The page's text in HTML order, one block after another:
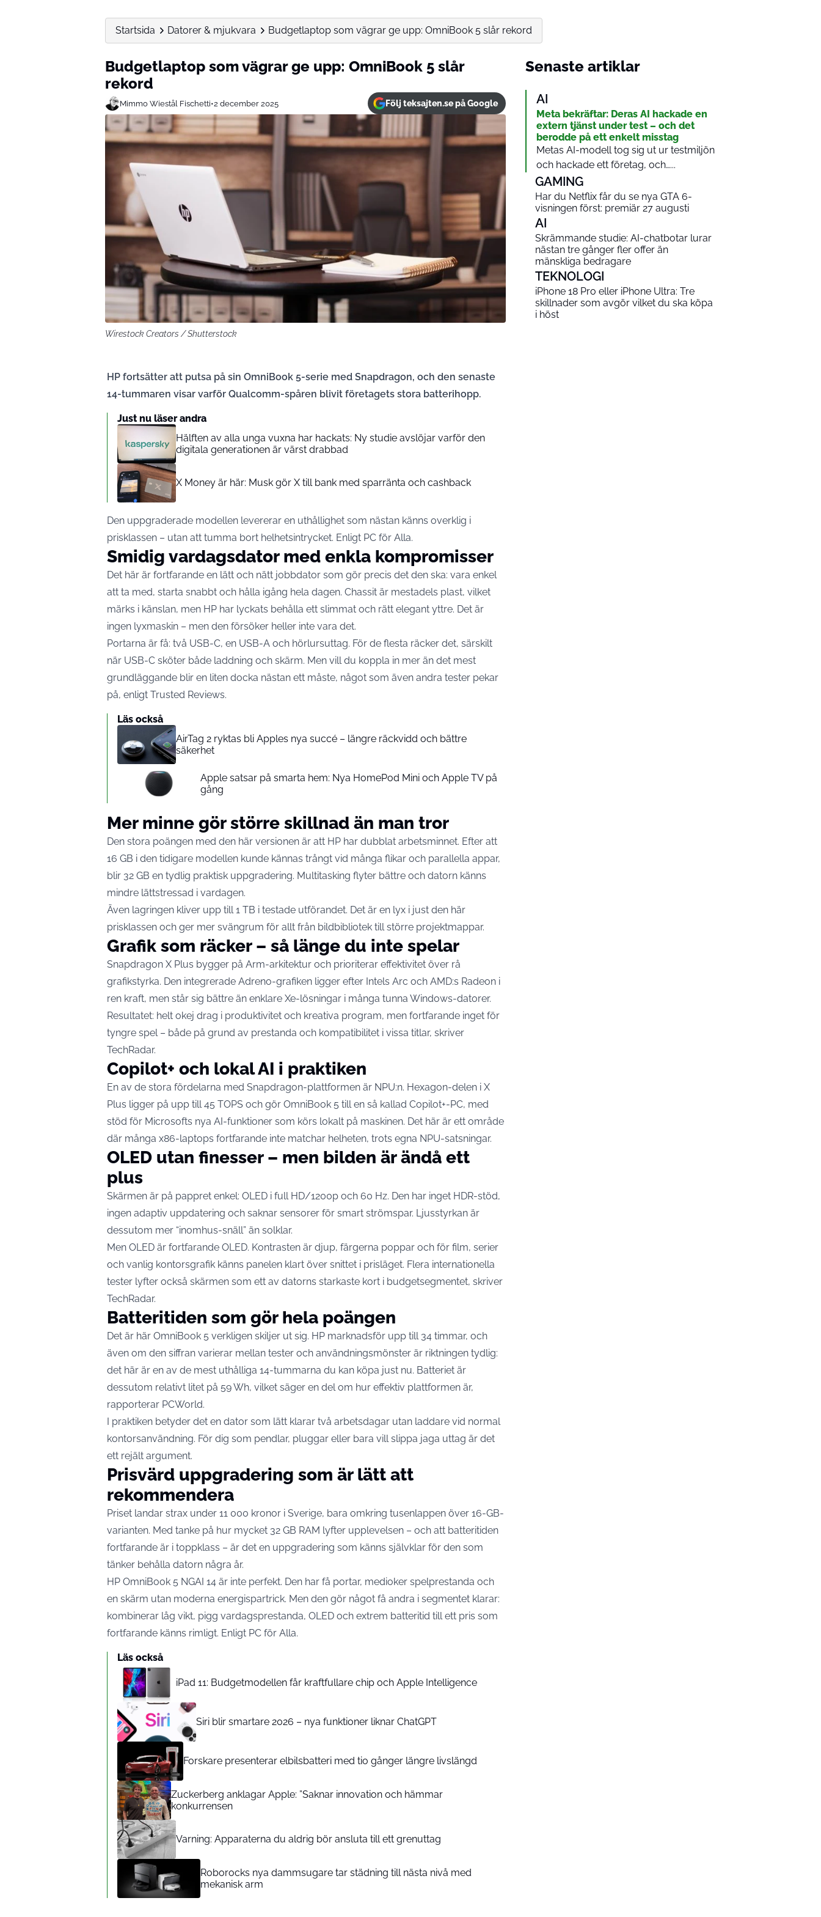
Startsida Datorer & mjukvara Budgetlaptop som vägrar ge upp: OmniBook 5 slår rekord
Budgetlaptop som vägrar ge upp: OmniBook 5 slår
rekord
Mimmo Wiestål Fischetti•2 december 2025 Följ teksajten.se på Google
Wirestock Creators / Shutterstock
HP fortsätter att putsa på sin OmniBook 5-serie med Snapdragon, och den senaste
14-tummaren visar varför Qualcomm-spåren blivit företagets stora batterihopp.
Just nu läser andra
Hälften av alla unga vuxna har hackats: Ny studie avslöjar varför den
digitala generationen är värst drabbad
X Money är här: Musk gör X till bank med sparränta och cashback
Den uppgraderade modellen levererar en uthållighet som nästan känns overklig i
prisklassen – utan att tumma bort helhetsintrycket. Enligt PC för Alla.
Smidig vardagsdator med enkla kompromisser
Det här är fortfarande en lätt och nätt jobbdator som gör precis det den ska: vara enkel
att ta med, starta snabbt och hålla igång hela dagen. Chassit är mestadels plast, vilket
märks i känslan, men HP har lyckats behålla ett slimmat och rätt elegant yttre. Det är
ingen lyxmaskin – men den försöker heller inte vara det.
Portarna är få: två USB-C, en USB-A och hörlursuttag. För de flesta räcker det, särskilt
när USB-C sköter både laddning och skärm. Men vill du koppla in mer än det mest
grundläggande blir en liten docka nästan ett måste, något som även andra tester pekar
på, enligt Trusted Reviews.
Läs också
AirTag 2 ryktas bli Apples nya succé – längre räckvidd och bättre
säkerhet
Apple satsar på smarta hem: Nya HomePod Mini och Apple TV på
gång
Mer minne gör större skillnad än man tror
Den stora poängen med den här versionen är att HP har dubblat arbetsminnet. Efter att
16 GB i den tidigare modellen kunde kännas trångt vid många flikar och parallella appar,
blir 32 GB en tydlig praktisk uppgradering. Multitasking flyter bättre och datorn känns
mindre lättstressad i vardagen.
Även lagringen kliver upp till 1 TB i testade utförandet. Det är en lyx i just den här
prisklassen och ger mer svängrum för allt från bildbibliotek till större projektmappar.
Grafik som räcker – så länge du inte spelar
Snapdragon X Plus bygger på Arm-arkitektur och prioriterar effektivitet över rå
grafikstyrka. Den integrerade Adreno-grafiken ligger efter Intels Arc och AMD:s Radeon i
ren kraft, men står sig bättre än enklare Xe-lösningar i många tunna Windows-datorer.
Resultatet: helt okej drag i produktivitet och kreativa program, men fortfarande inget för
tyngre spel – både på grund av prestanda och kompatibilitet i vissa titlar, skriver
TechRadar.
Copilot+ och lokal AI i praktiken
En av de stora fördelarna med Snapdragon-plattformen är NPU:n. Hexagon-delen i X
Plus ligger på upp till 45 TOPS och gör OmniBook 5 till en så kallad Copilot+-PC, med
stöd för Microsofts nya AI-funktioner som körs lokalt på maskinen. Det här är ett område
där många x86-laptops fortfarande inte matchar helheten, trots egna NPU-satsningar.
OLED utan finesser – men bilden är ändå ett
plus
Skärmen är på pappret enkel: OLED i full HD/1200p och 60 Hz. Den har inget HDR-stöd,
ingen adaptiv uppdatering och saknar sensorer för smart strömspar. Ljusstyrkan är
dessutom mer “inomhus-snäll” än solklar.
Men OLED är fortfarande OLED. Kontrasten är djup, färgerna poppar och för film, serier
och vanlig kontorsgrafik känns panelen klart över snittet i prisläget. Flera internationella
tester lyfter också skärmen som ett av datorns starkaste kort i budgetsegmentet, skriver
TechRadar.
Batteritiden som gör hela poängen
Det är här OmniBook 5 verkligen skiljer ut sig. HP marknadsför upp till 34 timmar, och
även om den siffran varierar mellan tester och användningsmönster är riktningen tydlig:
det här är en av de mest uthålliga 14-tummarna du kan köpa just nu. Batteriet är
dessutom relativt litet på 59 Wh, vilket säger en del om hur effektiv plattformen är,
rapporterar PCWorld.
I praktiken betyder det en dator som lätt klarar två arbetsdagar utan laddare vid normal
kontorsanvändning. För dig som pendlar, pluggar eller bara vill slippa jaga uttag är det
ett rejält argument.
Prisvärd uppgradering som är lätt att
rekommendera
Priset landar strax under 11 000 kronor i Sverige, bara omkring tusenlappen över 16-GB-
varianten. Med tanke på hur mycket 32 GB RAM lyfter upplevelsen – och att batteritiden
fortfarande är i toppklass – är det en uppgradering som känns självklar för den som
tänker behålla datorn några år.
HP OmniBook 5 NGAI 14 är inte perfekt. Den har få portar, medioker spelprestanda och
en skärm utan moderna energispartrick. Men den gör något få andra i segmentet klarar:
kombinerar låg vikt, pigg vardagsprestanda, OLED och extrem batteritid till ett pris som
fortfarande känns rimligt. Enligt PC för Alla.
Läs också
iPad 11: Budgetmodellen får kraftfullare chip och Apple Intelligence
Siri blir smartare 2026 – nya funktioner liknar ChatGPT
Forskare presenterar elbilsbatteri med tio gånger längre livslängd
Zuckerberg anklagar Apple: ”Saknar innovation och hämmar
konkurrensen
Varning: Apparaterna du aldrig bör ansluta till ett grenuttag
Roborocks nya dammsugare tar städning till nästa nivå med
mekanisk arm
Senaste artiklar
AI
Meta bekräftar: Deras AI hackade en
extern tjänst under test – och det
berodde på ett enkelt misstag
Metas AI-modell tog sig ut ur testmiljön
och hackade ett företag, och…...
GAMING
Har du Netflix får du se nya GTA 6-
visningen först: premiär 27 augusti
AI
Skrämmande studie: AI-chatbotar lurar
nästan tre gånger fler offer än
mänskliga bedragare
TEKNOLOGI
iPhone 18 Pro eller iPhone Ultra: Tre
skillnader som avgör vilket du ska köpa
i höst